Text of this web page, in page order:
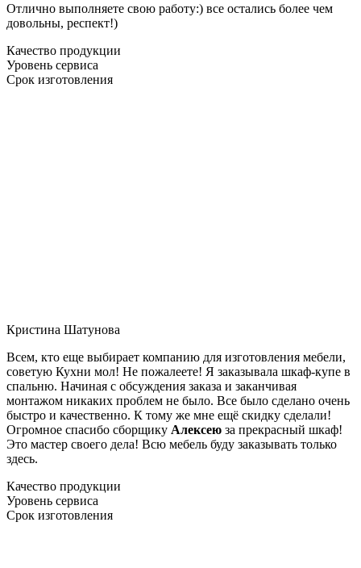
Отлично выполняете свою работу:) все остались более чем
довольны, респект!)
Качество продукции
Уровень сервиса
Срок изготовления
Кристина Шатунова
Всем, кто еще выбирает компанию для изготовления мебели,
советую Кухни мол! Не пожалеете! Я заказывала шкаф-купе в
спальню. Начиная с обсуждения заказа и заканчивая
монтажом никаких проблем не было. Все было сделано очень
быстро и качественно. К тому же мне ещё скидку сделали!
Огромное спасибо сборщику Алексею за прекрасный шкаф!
Это мастер своего дела! Всю мебель буду заказывать только
здесь.
Качество продукции
Уровень сервиса
Срок изготовления